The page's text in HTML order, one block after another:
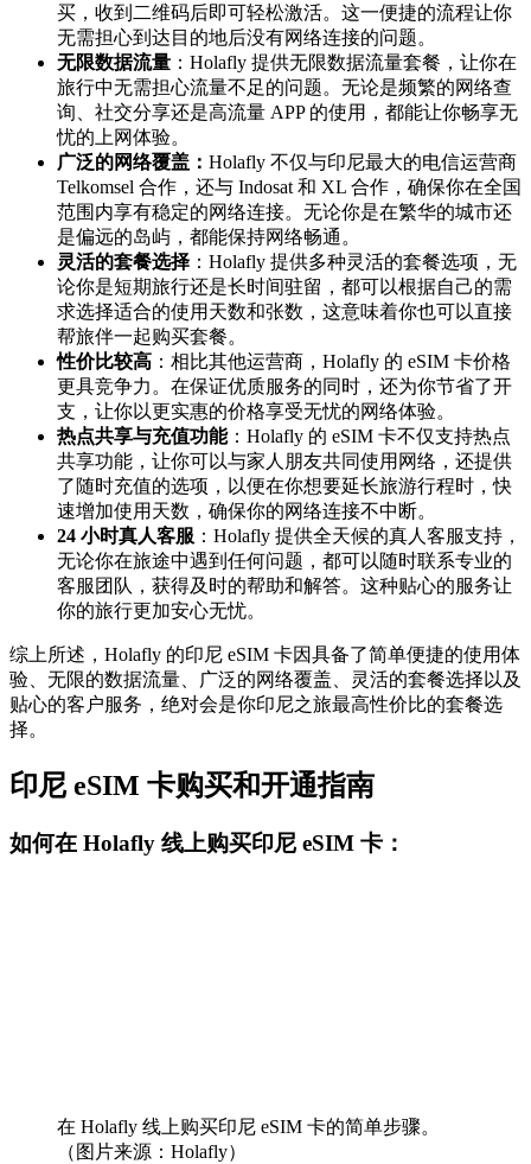
买，收到二维码后即可轻松激活。这一便捷的流程让你
无需担心到达目的地后没有网络连接的问题。
无限数据流量 ：Holafly 提供无限数据流量套餐，让你在
旅行中无需担心流量不足的问题。无论是频繁的网络查
询、社交分享还是高流量 APP 的使用，都能让你畅享无
忧的上网体验。
广泛的网络覆盖： Holafly 不仅与印尼最大的电信运营商
Telkomsel 合作，还与 Indosat 和 XL 合作，确保你在全国
范围内享有稳定的网络连接。无论你是在繁华的城市还
是偏远的岛屿，都能保持网络畅通。
灵活的套餐选择 ：Holafly 提供多种灵活的套餐选项，无
论你是短期旅行还是长时间驻留，都可以根据自己的需
求选择适合的使用天数和张数，这意味着你也可以直接
帮旅伴一起购买套餐。
性价比较高 ：相比其他运营商，Holafly 的 eSIM 卡价格
更具竞争力。在保证优质服务的同时，还为你节省了开
支，让你以更实惠的价格享受无忧的网络体验。
热点共享与充值功能：Holafly 的 eSIM 卡不仅支持热点
共享功能，让你可以与家人朋友共同使用网络，还提供
了随时充值的选项，以便在你想要延长旅游行程时，快
速增加使用天数，确保你的网络连接不中断。
24 小时真人客服 ：Holafly 提供全天候的真人客服支持，
无论你在旅途中遇到任何问题，都可以随时联系专业的
客服团队，获得及时的帮助和解答。这种贴心的服务让
你的旅行更加安心无忧。
综上所述，Holafly 的印尼 eSIM 卡因具备了简单便捷的使用体
验、无限的数据流量、广泛的网络覆盖、灵活的套餐选择以及
贴心的客户服务，绝对会是你印尼之旅最高性价比的套餐选
择。
印尼 eSIM 卡购买和开通指南
如何在 Holafly 线上购买印尼 eSIM 卡：
在 Holafly 线上购买印尼 eSIM 卡的简单步骤。
（图片来源：Holafly）